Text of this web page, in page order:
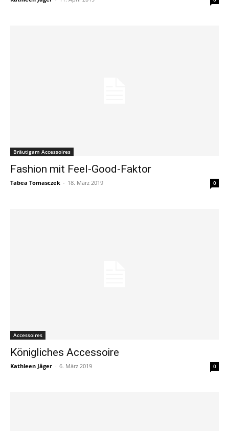
Bräutigam Accessoires
Fashion mit Feel-Good-Faktor
Tabea Tomasczek - 18. März 2019 0
Accessoires
Königliches Accessoire
Kathleen Jäger - 6. März 2019 0